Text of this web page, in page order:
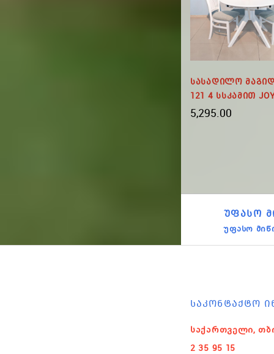
Სასადილო
121 4 Სსკამით
5,295.00
ᲣᲤᲐᲡᲝ
უფასო
ᲡᲐᲙᲝᲜᲢᲐᲥᲢᲝ
საქართველი,
2 35 95 15